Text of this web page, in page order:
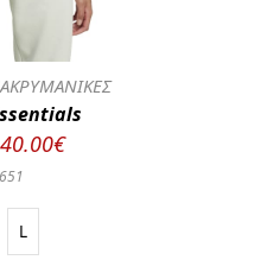
40.00€
L